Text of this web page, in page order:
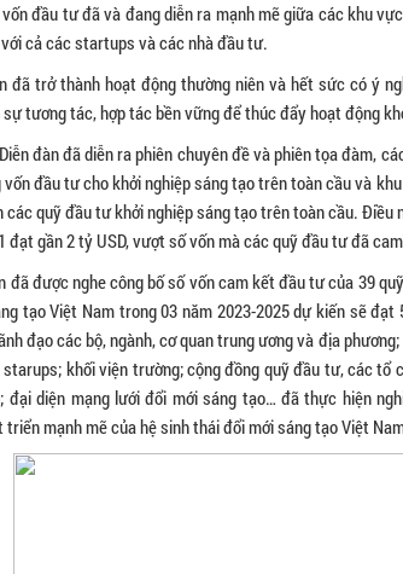
đầu tư đã và đang diễn ra mạnh mẽ giữa các khu
cả các startups và các nhà đầu tư.
đã trở thành hoạt động thường niên và hết sức có ý
tương tác, hợp tác bền vững để thúc đẩy hoạt động
đàn đã diễn ra phiên chuyên đề và phiên tọa đàm,
đầu tư cho khởi nghiệp sáng tạo trên toàn cầu và
các quỹ đầu tư khởi nghiệp sáng tạo trên toàn cầu.
đạt gần 2 tỷ USD, vượt số vốn mà các quỹ đầu tư đã
đã được nghe công bố số vốn cam kết đầu tư của 39
tạo Việt Nam trong 03 năm 2023-2025 dự kiến sẽ
đạo các bộ, ngành, cơ quan trung ương và địa
starups; khối viện trường; cộng đồng quỹ đầu tư, các
đại diện mạng lưới đổi mới sáng tạo… đã thực hiện
triển mạnh mẽ của hệ sinh thái đổi mới sáng tạo Việt